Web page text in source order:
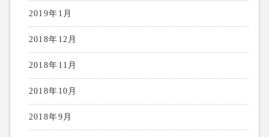
2019年1月
2018年12月
2018年11月
2018年10月
2018年9月